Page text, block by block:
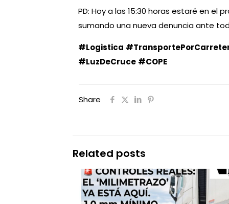
PD: Hoy a las 15:30 horas estaré en el
sumando una nueva denuncia ante
#Logistica
#LuzDeCruce #COPE
Share
Related posts